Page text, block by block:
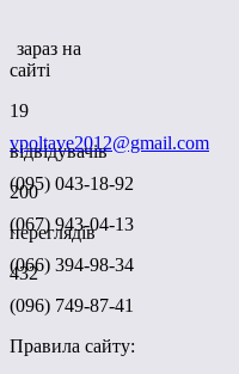
зараз на
сайті
19
відвідувачів
200
переглядів
432
vpoltave2012@gmail.com
(095) 043-18-92
(067) 943-04-13
(066) 394-98-34
(096) 749-87-41
Правила сайту: